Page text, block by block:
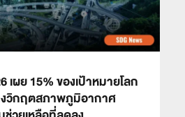
เผย 15% ของเป้าหมายโลก
วิกฤตสภาพภูมิอากาศ